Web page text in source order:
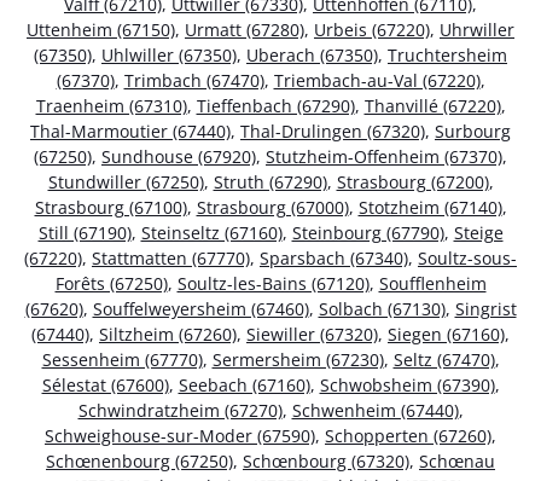
Uttenheim (67150), Urmatt (67280), Urbeis (67220), Uhrwiller
(67350), Uhlwiller (67350), Uberach (67350), Truchtersheim
(67370), Trimbach (67470), Triembach-au-Val (67220),
Traenheim (67310), Tieffenbach (67290), Thanvillé (67220),
Thal-Marmoutier (67440), Thal-Drulingen (67320), Surbourg
(67250), Sundhouse (67920), Stutzheim-Offenheim (67370),
Stundwiller (67250), Struth (67290), Strasbourg (67200),
Strasbourg (67100), Strasbourg (67000), Stotzheim (67140),
Still (67190), Steinseltz (67160), Steinbourg (67790), Steige
(67220), Stattmatten (67770), Sparsbach (67340), Soultz-sous-
Forêts (67250), Soultz-les-Bains (67120), Soufflenheim
(67620), Souffelweyersheim (67460), Solbach (67130), Singrist
(67440), Siltzheim (67260), Siewiller (67320), Siegen (67160),
Sessenheim (67770), Sermersheim (67230), Seltz (67470),
Sélestat (67600), Seebach (67160), Schwobsheim (67390),
Schwindratzheim (67270), Schwenheim (67440),
Schweighouse-sur-Moder (67590), Schopperten (67260),
Schœnenbourg (67250), Schœnbourg (67320), Schœnau